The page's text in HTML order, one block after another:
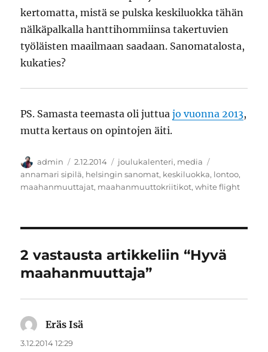
kertomatta, mistä se pulska keskiluokka tähän
nälkäpalkalla hanttihommiinsa takertuvien
työläisten maailmaan saadaan. Sanomatalosta,
kukaties?
PS. Samasta teemasta oli juttuajo vuonna 2013,
mutta kertaus on opintojen äiti.
Kirjoittaja
admin Julkaistu
2.12.2014 Kategoriat
joulukalenteri, media
annamari sipilä, helsingin sanomat, keskiluokka, lontoo,
maahanmuuttajat, maahanmuuttokriitikot,white flight
2 vastausta artikkeliin “Hyvä
maahanmuuttaja”
Eräs Isä
3.12.2014 12:29